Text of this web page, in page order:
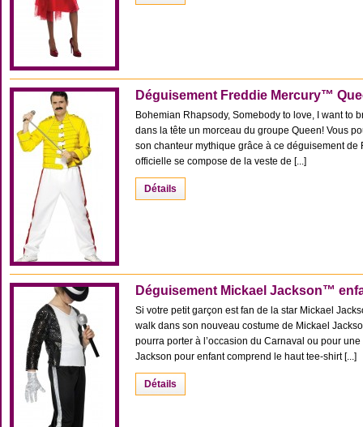
Déguisement Freddie Mercury™
Bohemian Rhapsody, Somebody to love, I want to
dans la tête un morceau du groupe Queen! Vous
son chanteur mythique grâce à ce déguisement
officielle se compose de la veste de [...]
Détails
Déguisement Mickael Jackson™
Si votre petit garçon est fan de la star Mickael
walk dans son nouveau costume de Mickael
pourra porter à l’occasion du Carnaval ou pour
Jackson pour enfant comprend le haut tee-shirt [...]
Détails